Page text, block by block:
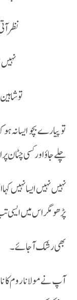
نظر
تو
تو پیارے بچو ایسا نہ
چلے جاؤ اور کسی چٹان پر
نہیں نہیں ایسا نہیں
پڑھو مگر اس میں ایسی
بھی رشک آجائے۔
آپ نے مولانا روم کا